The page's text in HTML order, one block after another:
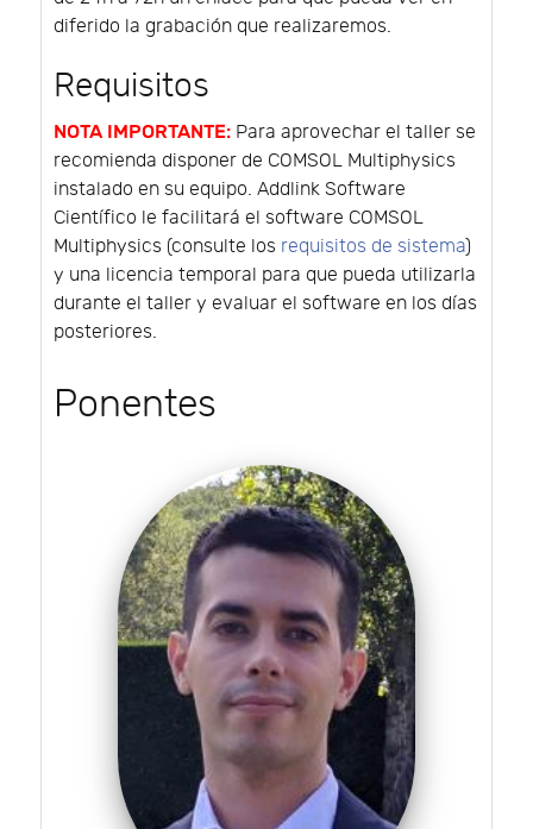
diferido la grabación que realizaremos.
Requisitos
NOTA IMPORTANTE: Para aprovechar el taller se
recomienda disponer de COMSOL Multiphysics
instalado en su equipo. Addlink Software
Científico le facilitará el software COMSOL
Multiphysics (consulte los requisitos de sistema)
y una licencia temporal para que pueda utilizarla
durante el taller y evaluar el software en los días
posteriores.
Ponentes